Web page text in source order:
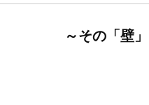
～その「壁」